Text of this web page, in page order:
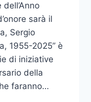
sarà il
Sergio
1955-2025” è
di iniziative
della
faranno…